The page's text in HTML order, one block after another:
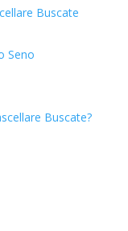
Buscate
Seno
Buscate?